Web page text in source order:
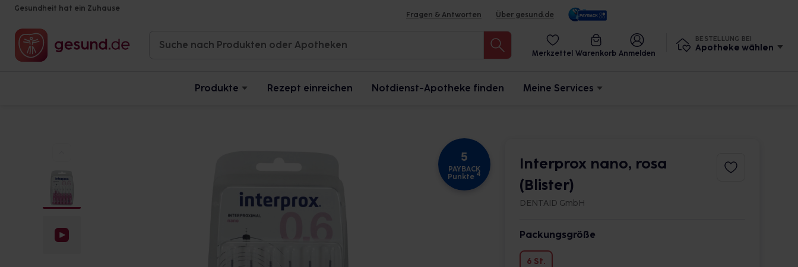
Gesundheit hat ein Zuhause
Fragen & Antworten Über gesund.de
Merkzettel Warenkorb Anmelden
BESTELLUNG BEI
Apotheke wählen
Produkte Rezept einreichen Notdienst-Apotheke finden Meine Services
5
PAYBACK
Punkte 4
Interprox nano, rosa
(Blister)
DENTAID GmbH
Packungsgröße
6 St.